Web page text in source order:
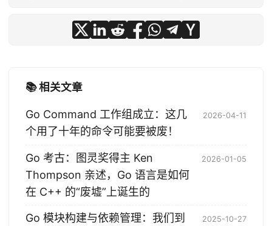
📚 相关文章
Go Command 工作组成立：这几
个用了十年的命令可能要被废！
2026-04-11
Go 考古：图灵奖得主 Ken
Thompson 亲述，Go 语言是如何
在 C++ 的“废墟”上诞生的
2026-01-05
Go 模块构建与依赖管理：我们到 2025-10-27